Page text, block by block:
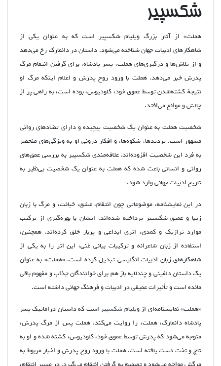
شکسپیر
هملت» از آثار بزرگ ویلیام شکسپیر است که به عنوان یکی از
شاهکارهای ادبیات جهان شناخته می‌شود. داستان در دانمارک رخ می‌دهد
و از تلاش‌ها و درگیری‌های هملت، پسر پادشاه، برای گرفتن انتقام مرگ
پدرش خبر می‌دهد. هملت با ورود روح پدرش و اعلام اینکه مرگ او
نتیجهٔ کشته‌شدن توسط عموی خود، کلودیوس، بوده است، به راهی پر از
چالش و موانع می‌افتد.
شخصیت هملت به عنوان یک شخصیت پیچیده و دارای تضادهای روانی
مشهور است. تردیدها، شکوه‌ها، و افکار درونی او به ویژگی‌های منحصر
به فرد این شخصیت افزوده‌اند. علاقه‌مندی شکسپیر به بررسی عمق‌های
روانی و انسانی باعث شده که هملت به عنوان یک شخصیت بی‌نظیر به
تاریخ ادبیات جهانی وارد شود.
در این نمایشنامه، موضوعاتی چون انتقام، عشق، خیانت، و مرگ با زبان
زیبا و عمیق شکسپیر پرداخته شده‌اند. ایشان با بهره‌گیری از ترکیب
موارد تراژیک و کمدی، اثری ابداعی و پربار خلق کرده‌اند. همچنین،
استفاده از زبان شاعرانه و ترکیبات بیانی غنی، این اثر را به یکی از
شاهکارهای زبان ادبیات انگلیسی تبدیل کرده است. «هملت» به عنوان
یک داستان دلفینی و چندلایه باز هم برای خوانندگان جذاب و مفهوم باقی
مانده است و تأثیرات عمیقی در ادبیات و فرهنگ جهانی داشته است.
«هملت» نمایشنامه‌ای ازویلیام شکسپیر است که داستان دراماتیک پسر
پادشاه دانمارک، هملت، را روایت می‌کند. هملت پس از مرگ پدرش،
متوجه می‌شود که پدرش توسط عموی خود، کلودیوس، کشته شده و او به
تاج و تخت دست یافته است. هملت با ورود روح پدرش و اخبار مربوط به